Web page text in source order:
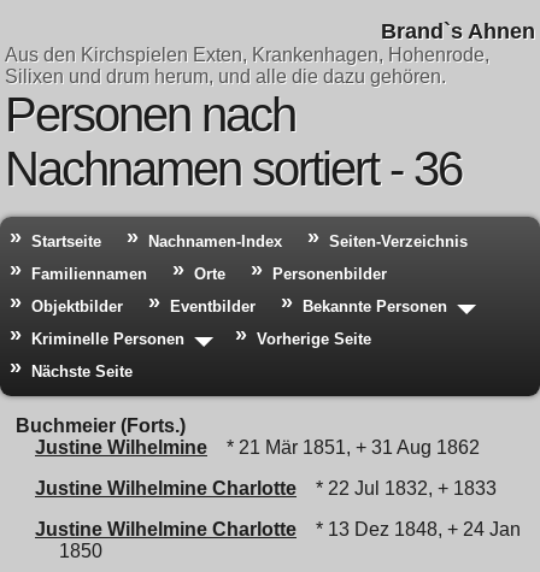
Brand`s Ahnen
Aus den Kirchspielen Exten, Krankenhagen, Hohenrode,
Silixen und drum herum, und alle die dazu gehören.
Personen nach
Nachnamen sortiert - 36
Startseite Nachnamen-Index
Seiten-Verzeichnis
Familiennamen
Orte
Personenbilder
Objektbilder
Eventbilder
Bekannte Personen
Kriminelle Personen
Vorherige Seite
Nächste Seite
Buchmeier (Forts.)
Justine Wilhelmine
* 21 Mär 1851, + 31 Aug 1862
Justine Wilhelmine Charlotte
* 22 Jul 1832, + 1833
Justine Wilhelmine Charlotte
* 13 Dez 1848, + 24 Jan
1850